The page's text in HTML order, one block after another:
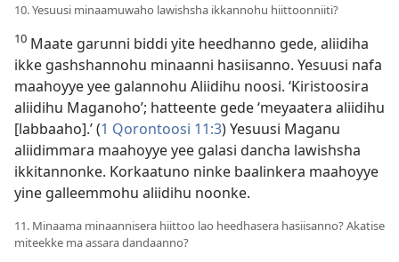
10. Yesuusi minaamuwaho lawishsha ikkannohu hiittoonniiti?
10 Maate garunni biddi yite heedhanno gede, aliidiha
ikke gashshannohu minaanni hasiisanno. Yesuusi nafa
maahoyye yee galannohu Aliidihu noosi. ‘Kiristoosira
aliidihu Maganoho’; hatteente gede ‘meyaatera aliidihu
[labbaaho].’ (1 Qorontoosi 11:3) Yesuusi Maganu
aliidimmara maahoyye yee galasi dancha lawishsha
ikkitannonke. Korkaatuno ninke baalinkera maahoyye
yine galleemmohu aliidihu noonke.
11. Minaama minaannisera hiittoo lao heedhasera hasiisanno? Akatise
miteekke ma assara dandaanno?